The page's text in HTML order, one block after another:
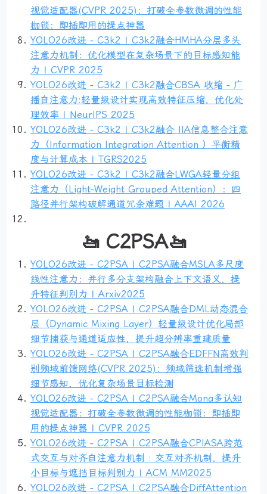
视觉适配器(CVPR 2025)：打破全参数微调的性能
枷锁：即插即用的提点神器
YOLO26改进 - C3k2 | C3k2融合HMHA分层多头
注意力机制：优化模型在复杂场景下的目标感知能
力 | CVPR 2025
YOLO26改进 - C3k2 | C3k2融合CBSA 收缩 - 广
播自注意力:轻量级设计实现高效特征压缩，优化处
理效率 | NeurIPS 2025
YOLO26改进 - C3k2 | C3k2融合 IIA信息整合注意
力（Information Integration Attention ）平衡精
度与计算成本 | TGRS2025
YOLO26改进 - C3k2 | C3k2融合LWGA轻量分组
注意力（Light-Weight Grouped Attention）：四
路径并行架构破解通道冗余难题 | AAAI 2026
🚤 C2PSA🚤
YOLO26改进 - C2PSA | C2PSA融合MSLA多尺度
线性注意力：并行多分支架构融合上下文语义，提
升特征判别力 | Arxiv2025
YOLO26改进 - C2PSA | C2PSA融合DML动态混合
层（Dynamic Mixing Layer）轻量级设计优化局部
细节捕获与通道适应性，提升超分辨率重建质量
YOLO26改进 - C2PSA | C2PSA融合EDFFN高效判
别频域前馈网络(CVPR 2025)：频域筛选机制增强
细节感知，优化复杂场景目标检测
YOLO26改进 - C2PSA | C2PSA融合Mona多认知
视觉适配器：打破全参数微调的性能枷锁：即插即
用的提点神器 | CVPR 2025
YOLO26改进 - C2PSA | C2PSA融合CPIASA跨范
式交互与对齐自注意力机制 : 交互对齐机制，提升
小目标与遮挡目标判别力 | ACM MM2025
YOLO26改进 - C2PSA | C2PSA融合DiffAttention